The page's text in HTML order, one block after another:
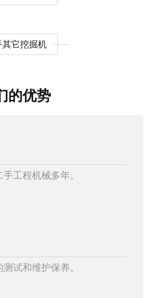
其它挖掘机
的优势
工程机械多年。
试和维护保养。